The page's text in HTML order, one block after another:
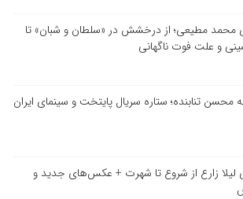
محمد مطیعی؛ از درخشش در «سلطان و شبان» تا
و علت فوت ناگهانی
محسن تنابنده؛ ستاره سریال پایتخت و سینمای ایران
لیلا زارع از شروع تا شهرت + عکس‌های جدید و